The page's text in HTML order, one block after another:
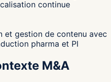
continue
et gestion de contenu avec
pharma et PI
M&A